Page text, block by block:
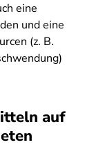
eine
und eine
(z. B.
auf